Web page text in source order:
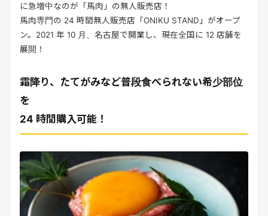
に急増中なのが「馬肉」の無人販売店！
馬肉専門の 24 時間無人販売店「ONIKU STAND」がオープ
ン。2021 年 10 月、名古屋で開業し、現在全国に 12 店舗を
展開！
霜降り、たてがみなど普段食べられない希少部位
を
24 時間購入可能！